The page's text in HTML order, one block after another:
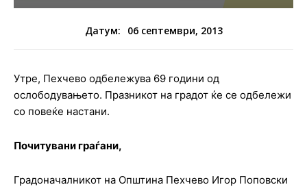
Датум: 06 септември, 2013
Утре, Пехчево одбележува 69 години од
ослободувањето. Празникот на градот ќе се одбележи
со повеќе настани.
Почитувани граѓани,
Градоначалникот на Општина Пехчево Игор Поповски